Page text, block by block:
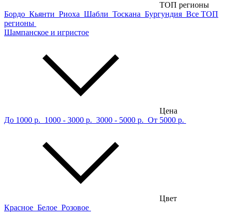
ТОП регионы
Бордо Кьянти Риоха Шабли Тоскана Бургундия Все ТОП
регионы
Шампанское и игристое
Цена
До 1000 р. 1000 - 3000 р. 3000 - 5000 р. От 5000 р.
Цвет
Красное Белое Розовое